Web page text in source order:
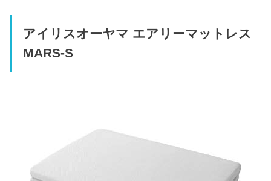
アイリスオーヤマ エアリーマットレス
MARS-S